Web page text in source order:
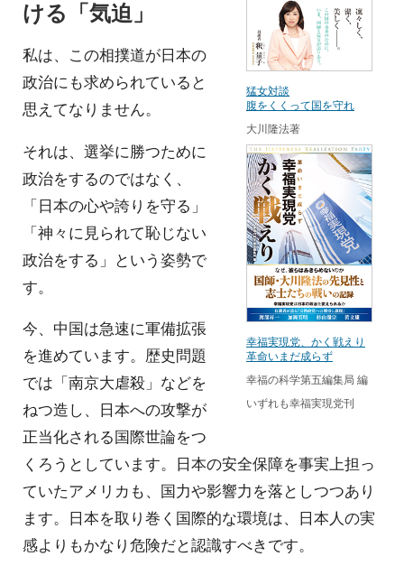
猛女対談
腹をくくって国を守れ
大川隆法著
幸福実現党、かく戦えり
革命いまだ成らず
幸福の科学第五編集局 編
いずれも幸福実現党刊
ける「気迫」
私は、この相撲道が日本の
政治にも求められていると
思えてなりません。
それは、選挙に勝つために
政治をするのではなく、
「日本の心や誇りを守る」
「神々に見られて恥じない
政治をする」という姿勢で
す。
今、中国は急速に軍備拡張
を進めています。歴史問題
では「南京大虐殺」などを
ねつ造し、日本への攻撃が
正当化される国際世論をつ
くろうとしています。日本の安全保障を事実上担っ
ていたアメリカも、国力や影響力を落としつつあり
ます。日本を取り巻く国際的な環境は、日本人の実
感よりもかなり危険だと認識すべきです。